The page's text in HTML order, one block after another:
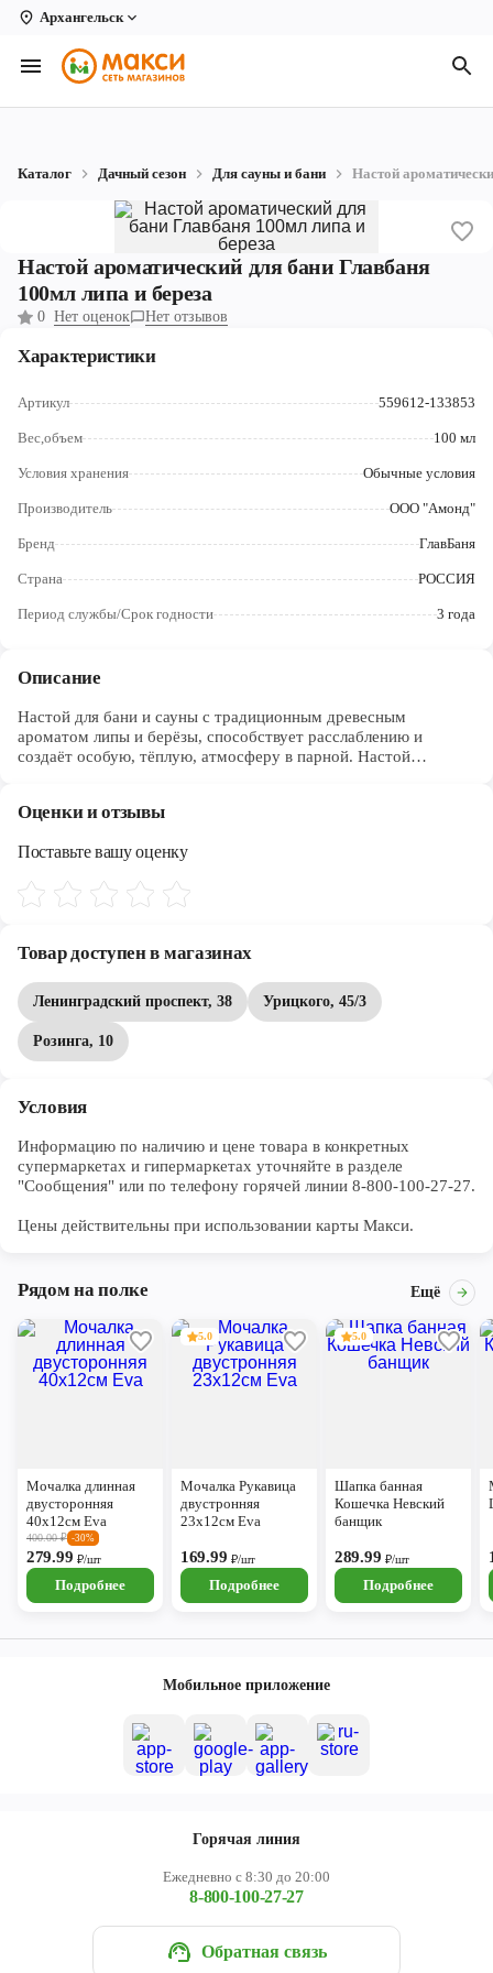
Архангельск
Вологда
Архангельск
Котлас
Новодвинск
Рыбинск
Череповец
Ярославль
Каталог Дачный сезон Для сауны и бани Настой
Настой ароматический для бани Главбаня
100мл липа и береза
0 Нет оценок Нет отзывов
Характеристики
Артикул 559612-133853
Вес,объем 100 мл
Условия хранения Обычные условия
Производитель ООО "Амонд"
Бренд ГлавБаня
Страна РОССИЯ
Период службы/Срок годности 3 года
Описание
Настой для бани и сауны с традиционным древесным
ароматом липы и берёзы, способствует расслаблению и
создаёт особую, тёплую, атмосферу в парной. Настой
поверхности.
Оценки и отзывы
Поставьте вашу оценку
Товар доступен в магазинах
Ленинградский проспект, 38 Урицкого, 45/3
Розинга, 10
Условия
Информацию по наличию и цене товара в конкретных
супермаркетах и гипермаркетах уточняйте в разделе
"Сообщения" или по телефону горячей линии 8-800-100-27-27.
Цены действительны при использовании карты Макси.
Рядом на полке Ещё
Мочалка длинная
двусторонняя
40х12см Eva
400.00₽ -30%
279.99 ₽/шт
Подробнее
5.0
Мочалка Рукавица
двустронняя
23х12см Eva
169.99 ₽/шт
Подробнее
5.0
Шапка банная
Кошечка Невский
банщик
289.99 ₽/шт
Подробнее
Мобильное приложение
Горячая линия
Ежедневно с 8:30 до 20:00
8-800-100-27-27
Обратная связь